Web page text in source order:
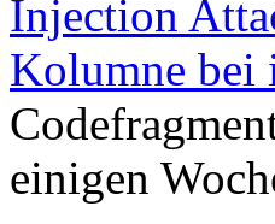
Injection
Kolumne bei
einigen